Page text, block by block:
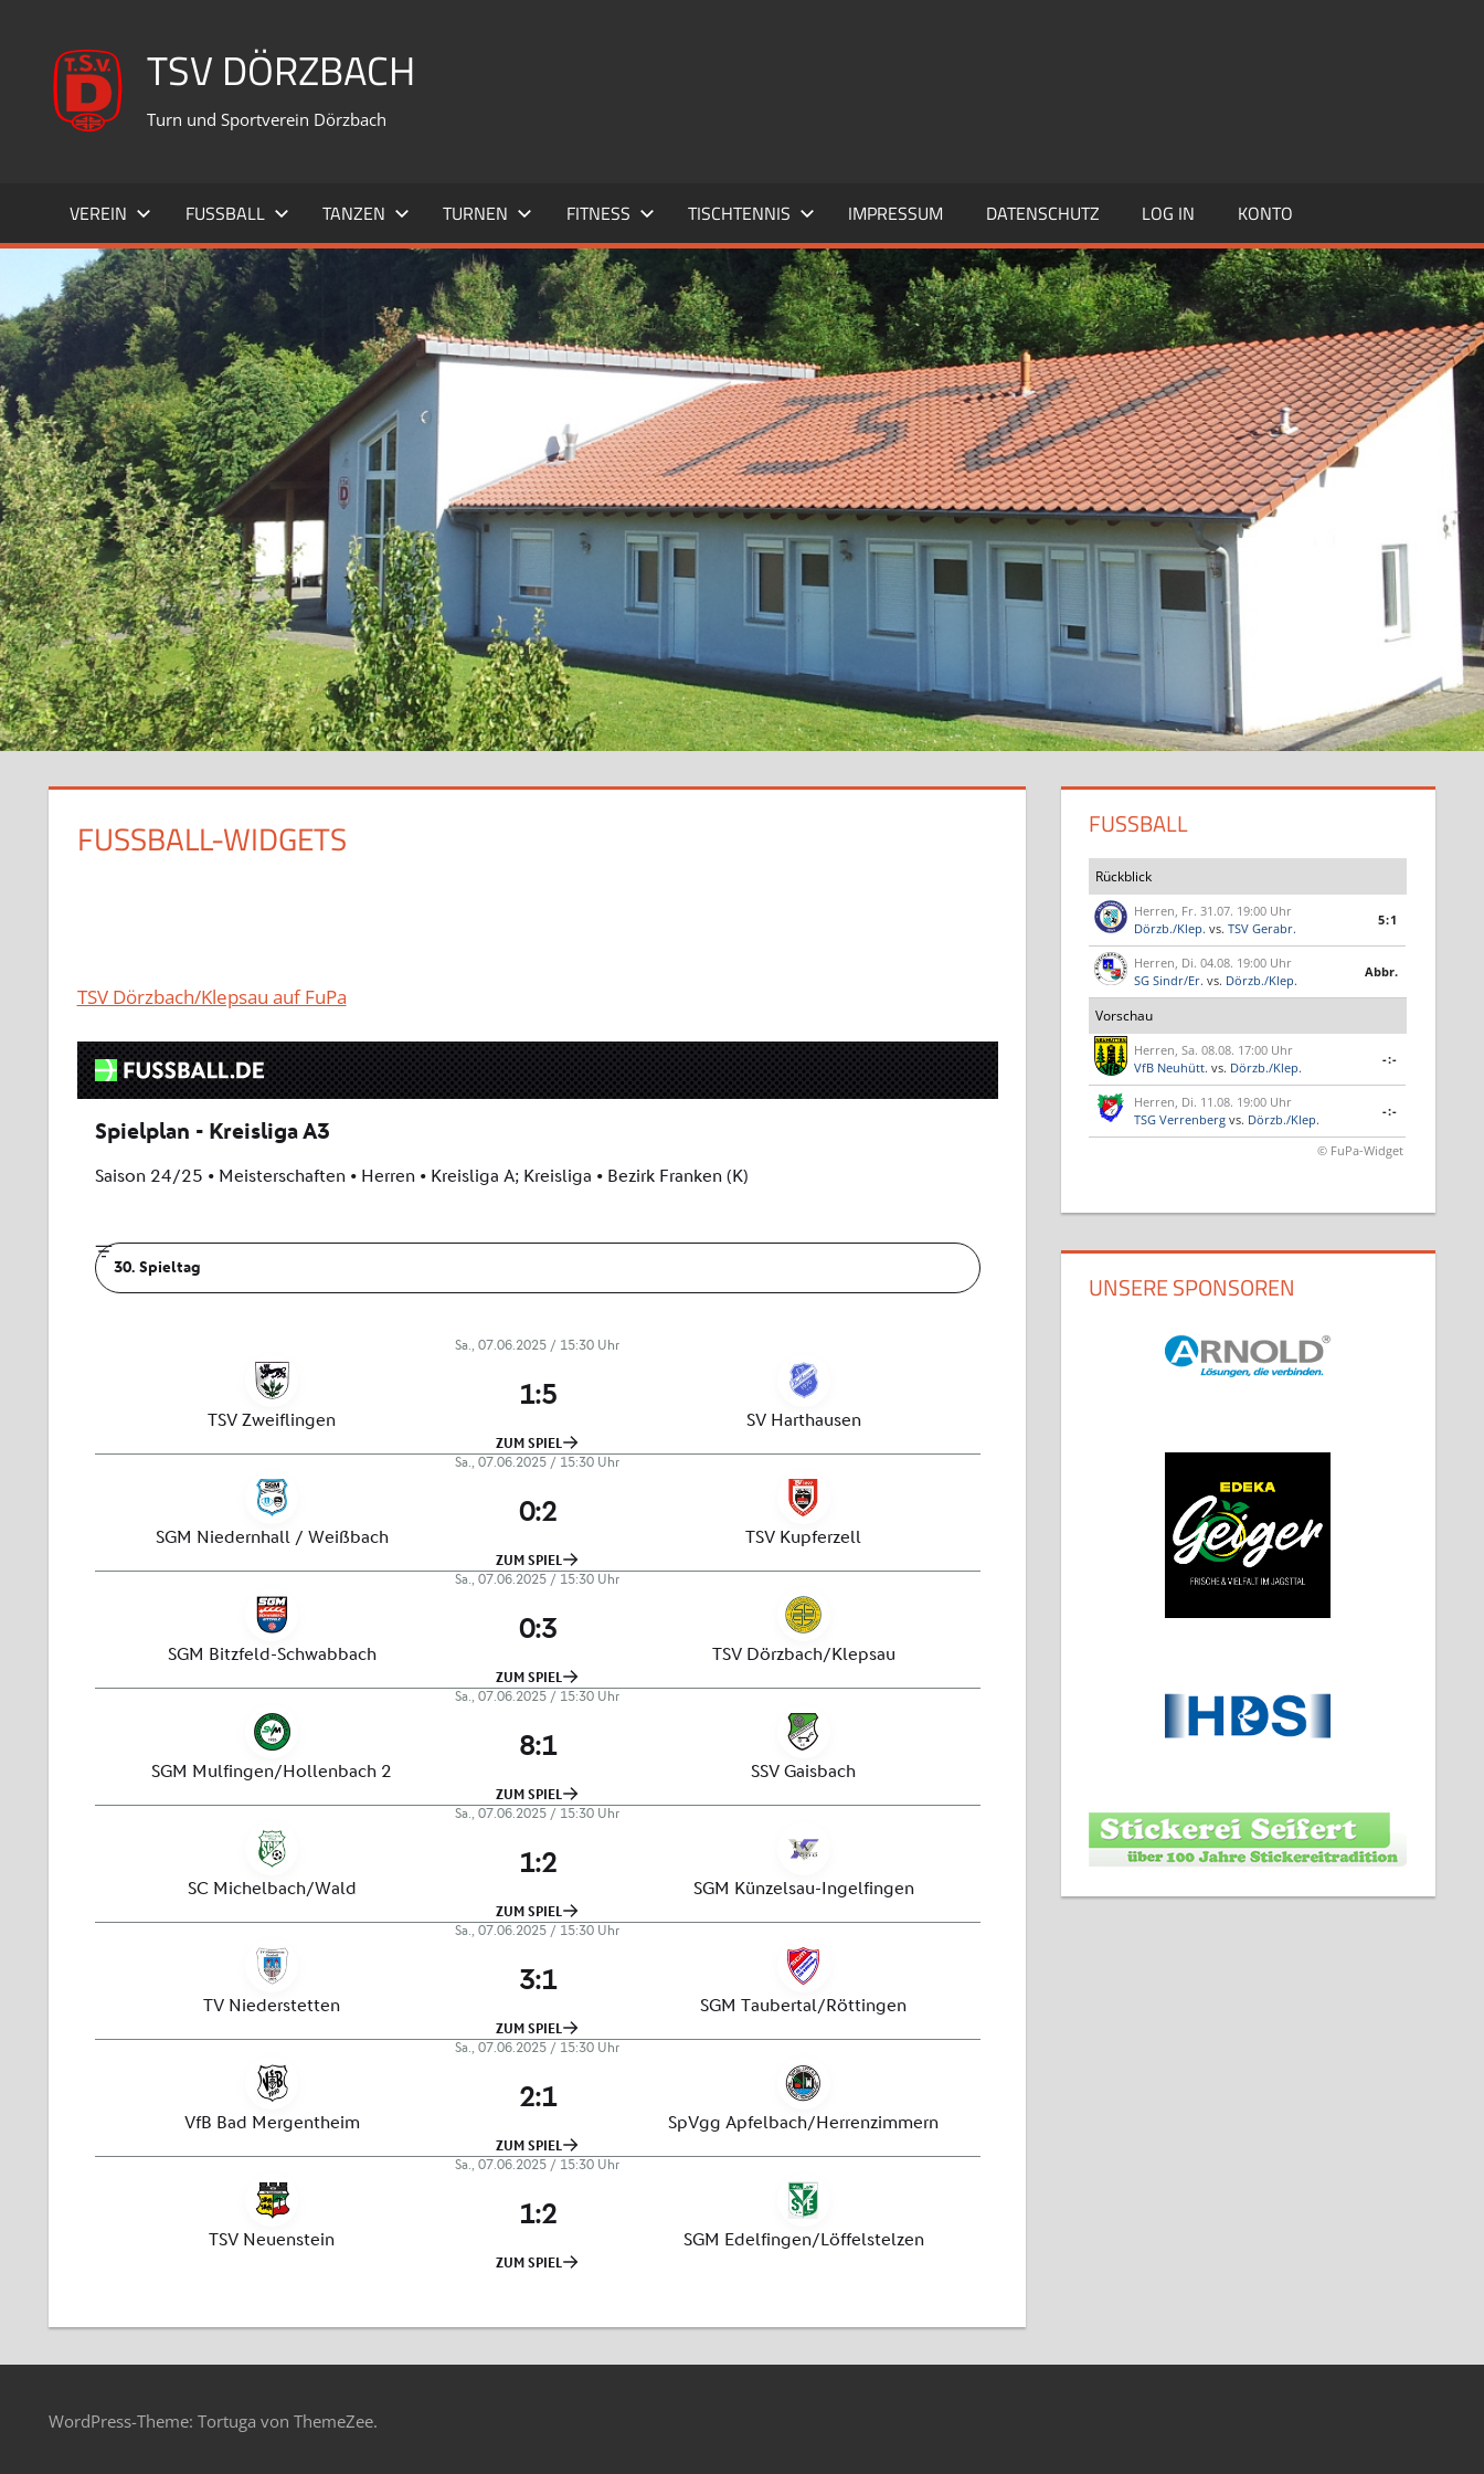
TSV DÖRZBACH
Turn und Sportverein Dörzbach
VEREIN FUSSBALL TANZEN TURNEN FITNESS TISCHTENNIS IMPRESSUM DATENSCHUTZ LOG IN KONTO
FUSSBALL-WIDGETS
TSV Dörzbach/Klepsau auf FuPa
FUSSBALL
Rückblick
Herren, Fr. 31.07. 19:00 Uhr
Dörzb./Klep. vs.TSV Gerabr.
5:1
Herren, Di. 04.08. 19:00 Uhr
SG Sindr/Er. vs. Dörzb./Klep.
Abbr.
Vorschau
Herren, Sa. 08.08. 17:00 Uhr
VfB Neuhütt. vs. Dörzb./Klep.
-:-
Herren, Di. 11.08. 19:00 Uhr
TSG Verrenberg vs. Dörzb./Klep.
-:-
© FuPa-Widget
UNSERE SPONSOREN
WordPress-Theme: Tortuga von ThemeZee.